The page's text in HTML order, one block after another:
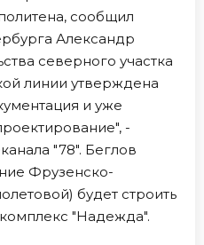
сообщил
Александр
северного участка
линии утверждена
и уже
-
"78". Беглов
Фрузенско-
будет строить
"Надежда".